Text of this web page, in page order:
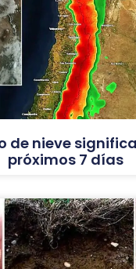
de nieve
próximos 7 días